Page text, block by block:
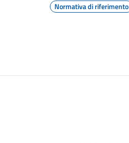
Normativa di riferimento